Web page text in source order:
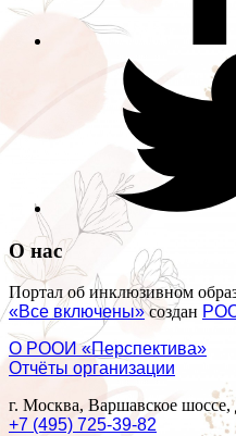
О нас
Портал об инклюзивном
«Все включены»создан
О РООИ «Перспектива»
Отчёты организации
г. Москва, Варшавское
+7 (495) 725-39-82